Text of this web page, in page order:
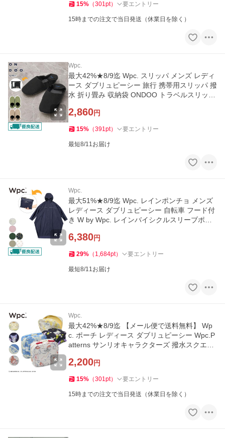
15% （301pt） 要エントリー
15時までの注文で当日発送（休業日を除く）
Wpc.
最大42%★8/9迄 Wpc. スリッパ メンズ レディ
ース ダブリュピーシー 旅行 携帯用スリッパ 撥
水 折り畳み 収納袋 ONDOO トラベルスリッパ
2,860円
15% （391pt） 要エントリー
最短8/11お届け
Wpc.
最大51%★8/9迄 Wpc. レインポンチョ メンズ
レディース ダブリュピーシー 自転車 フード付
き W by Wpc. レインバイシクルスリーブポン
6,380円
29% （ 1,684pt） 要エントリー
最短8/11お届け
Wpc.
最大42%★8/9迄 【メール便で送料無料】 Wp
c. ポーチ レディース ダブリュピーシー Wpc.P
atterns サンリオキャラクターズ 撥水スクエア
2,200円
15% （301pt） 要エントリー
15時までの注文で当日発送（休業日を除く）